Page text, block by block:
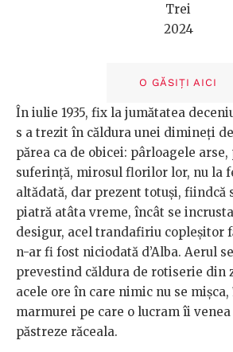
Trei
2024
O GĂSIȚI AICI
În iulie 1935, fix la jumătatea
s a trezit în căldura unei dimineți
părea ca de obicei: pârloagele
suferință, mirosul florilor lor, nu la
altădată, dar prezent totuși, fiindcă
piatră atâta vreme, încât se
desigur, acel trandafiriu copleșitor
n-ar fi fost niciodată d’Alba. Aerul
prevestind căldura de rotiserie din
acele ore în care nimic nu se mișca,
marmurei pe care o lucram îi venea
păstreze răceala.